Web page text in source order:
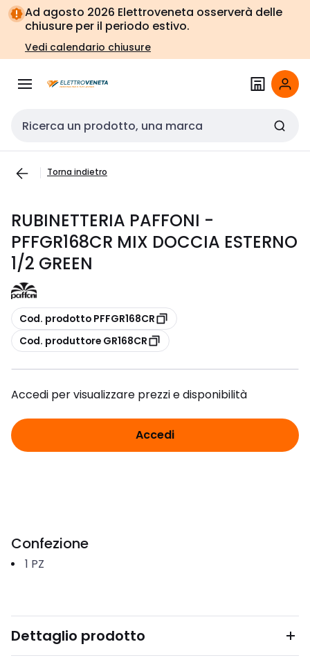
Vai alla
navigazione
Vai
alla
pagina
Ad agosto 2026 Elettroveneta osserverà delle
chiusure per il periodo estivo.
Vedi calendario chiusure
Cerca input
Torna indietro
RUBINETTERIA PAFFONI -
PFFGR168CR MIX DOCCIA ESTERNO
1/2 GREEN
copia
Cod. prodotto PFFGR168CR
copia
Cod. produttore GR168CR
Accedi per visualizzare prezzi e disponibilità
Accedi
Confezione
1 PZ
Dettaglio prodotto